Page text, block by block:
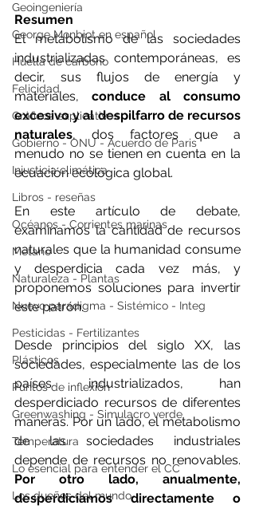
Geoingeniería
George Monbiot en español
Huella de carbono
Felicidad
Gráficos explicativos
Gobierno - ONU - Acuerdo de Paris
Injusticia climática
Libros - reseñas
Océanos - Corrientes marinas
Metano
Naturaleza - Plantas
Nuevo paradigma - Sistémico - Integ
Pesticidas - Fertilizantes
Plásticos
Puntos de inflexión
Greenwashing - Simulacro verde
Temperatura
Lo esencial para entender el CC
Los dueños del mundo
Resumen
El metabolismo de las sociedades
industrializadas contemporáneas, es
decir, sus flujos de energía y
materiales, conduce al consumo
excesivo y al despilfarro de recursos
naturales, dos factores que a
menudo no se tienen en cuenta en la
ecuación ecológica global.
En este artículo de debate,
examinamos la cantidad de recursos
naturales que la humanidad consume
y desperdicia cada vez más, y
proponemos soluciones para invertir
este patrón.
Desde principios del siglo XX, las
sociedades, especialmente las de los
países industrializados, han
desperdiciado recursos de diferentes
maneras. Por un lado, el metabolismo
de las sociedades industriales
Por otro lado, anualmente,
desperdiciamos directamente o